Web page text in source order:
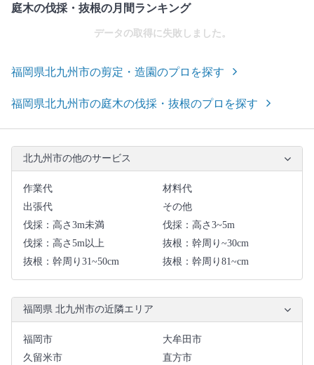
庭木の伐採・抜根の月間ランキング
データの取得に失敗しました。
福岡県北九州市の剪定・造園のプロを探す
福岡県北九州市の庭木の伐採・抜根のプロを探す
北九州市の他のサービス
作業代
材料代
出張代
その他
伐採：高さ3m未満
伐採：高さ3~5m
伐採：高さ5m以上
抜根：幹周り~30cm
抜根：幹周り31~50cm
抜根：幹周り81~cm
福岡県 北九州市の近隣エリア
福岡市
大牟田市
久留米市
直方市